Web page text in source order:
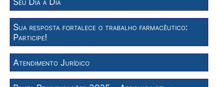
Sua resposta fortalece o trabalho farmacêutico:
Participe!
Atendimento Jurídico